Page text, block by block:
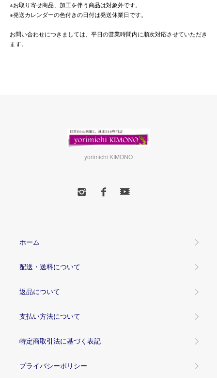
※お取り寄せ商品、加工を伴う商品は対象外です。
※発送カレンダーの色付きの日付は発送休業日です。
お問い合わせにつきましては、平日の営業時間内に順次対応させていただき
ます。
yorimichi KIMONO
ホーム
配送・送料について
返品について
支払い方法について
特定商取引法に基づく表記
プライバシーポリシー